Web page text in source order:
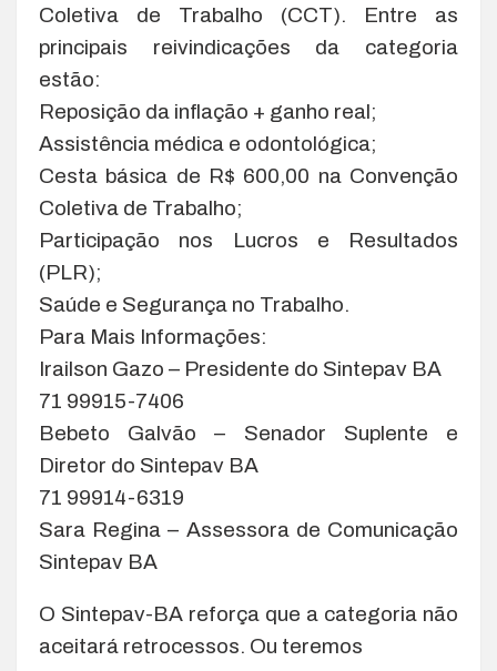
Coletiva de Trabalho (CCT). Entre as
principais reivindicações da categoria
estão:
Reposição da inflação + ganho real;
Assistência médica e odontológica;
Cesta básica de R$ 600,00 na Convenção
Coletiva de Trabalho;
Participação nos Lucros e Resultados
(PLR);
Saúde e Segurança no Trabalho.
Para Mais Informações:
Irailson Gazo – Presidente do Sintepav BA
71 99915-7406
Bebeto Galvão – Senador Suplente e
Diretor do Sintepav BA
71 99914-6319
Sara Regina – Assessora de Comunicação
Sintepav BA
O Sintepav-BA reforça que a categoria não
aceitará retrocessos. Ou teremos